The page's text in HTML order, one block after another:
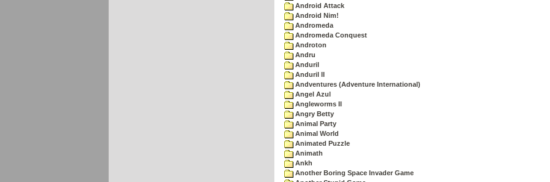
Android Attack
Android Nim!
Andromeda
Andromeda Conquest
Androton
Andru
Anduril
Anduril II
Andventures (Adventure International)
Angel Azul
Angleworms II
Angry Betty
Animal Party
Animal World
Animated Puzzle
Animath
Ankh
Another Boring Space Invader Game